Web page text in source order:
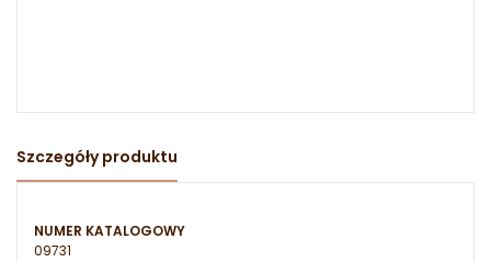
Szczegóły produktu
NUMER KATALOGOWY
09731